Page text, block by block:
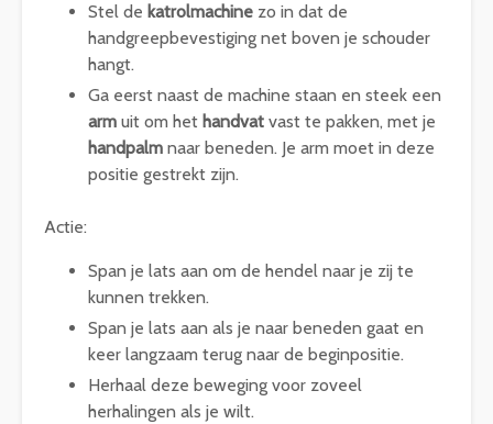
Stel de katrolmachine zo in dat de
handgreepbevestiging net boven je schouder
hangt.
Ga eerst naast de machine staan en steek een
arm uit om het handvat vast te pakken, met je
handpalm naar beneden. Je arm moet in deze
positie gestrekt zijn.
Actie:
Span je lats aan om de hendel naar je zij te
kunnen trekken.
Span je lats aan als je naar beneden gaat en
keer langzaam terug naar de beginpositie.
Herhaal deze beweging voor zoveel
herhalingen als je wilt.